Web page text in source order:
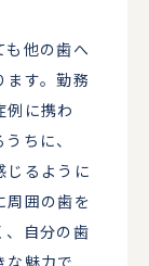
も他の歯へ
ます。勤務
例に携わ
ちに、
じるように
周囲の歯を
、自分の歯
な魅力で